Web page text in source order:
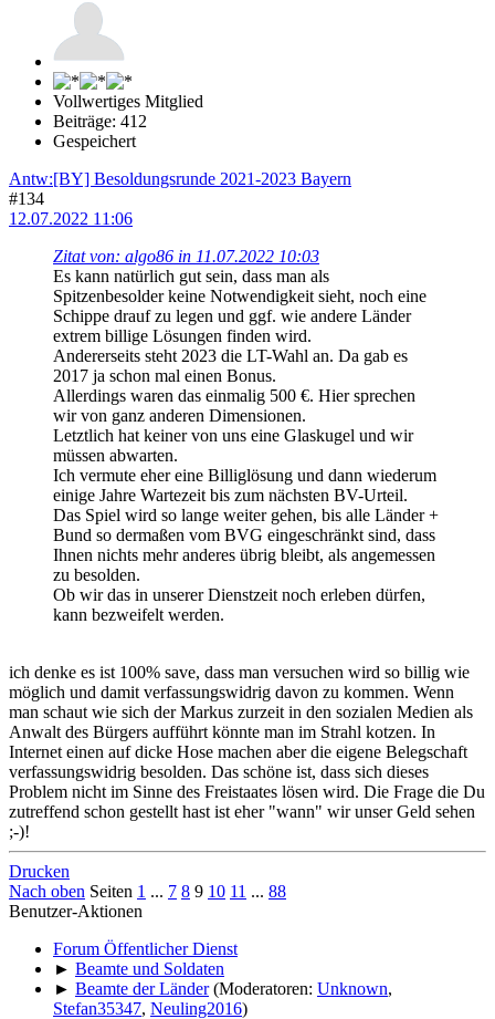
Vollwertiges Mitglied
Beiträge: 412
Gespeichert
Antw:[BY] Besoldungsrunde 2021-2023 Bayern
#134
12.07.2022 11:06
Zitat von: algo86 in 11.07.2022 10:03
Es kann natürlich gut sein, dass man als
Spitzenbesolder keine Notwendigkeit sieht, noch eine
Schippe drauf zu legen und ggf. wie andere Länder
extrem billige Lösungen finden wird.
Andererseits steht 2023 die LT-Wahl an. Da gab es
2017 ja schon mal einen Bonus.
Allerdings waren das einmalig 500 €. Hier sprechen
wir von ganz anderen Dimensionen.
Letztlich hat keiner von uns eine Glaskugel und wir
müssen abwarten.
Ich vermute eher eine Billiglösung und dann wiederum
einige Jahre Wartezeit bis zum nächsten BV-Urteil.
Das Spiel wird so lange weiter gehen, bis alle Länder +
Bund so dermaßen vom BVG eingeschränkt sind, dass
Ihnen nichts mehr anderes übrig bleibt, als angemessen
zu besolden.
Ob wir das in unserer Dienstzeit noch erleben dürfen,
kann bezweifelt werden.
ich denke es ist 100% save, dass man versuchen wird so billig wie
möglich und damit verfassungswidrig davon zu kommen. Wenn
man schaut wie sich der Markus zurzeit in den sozialen Medien als
Anwalt des Bürgers aufführt könnte man im Strahl kotzen. In
Internet einen auf dicke Hose machen aber die eigene Belegschaft
verfassungswidrig besolden. Das schöne ist, dass sich dieses
Problem nicht im Sinne des Freistaates lösen wird. Die Frage die Du
zutreffend schon gestellt hast ist eher "wann" wir unser Geld sehen
;-)!
Drucken
Nach oben Seiten 1 ... 7 8 9 10 11 ... 88
Benutzer-Aktionen
Forum Öffentlicher Dienst
► Beamte und Soldaten
► Beamte der Länder (Moderatoren: Unknown,
Stefan35347, Neuling2016)